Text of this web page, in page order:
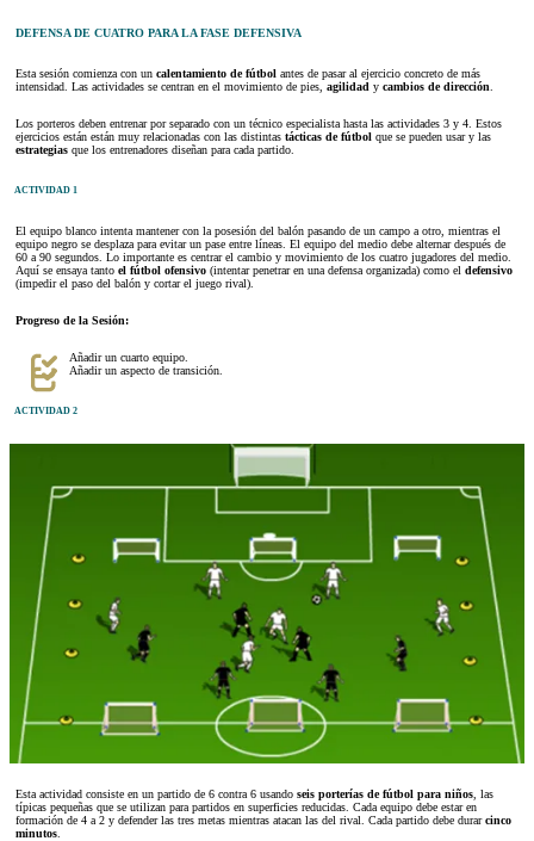
DEFENSA DE CUATRO PARA LA FASE DEFENSIVA
Esta sesión comienza con un calentamiento de fútbol antes de pasar al ejercicio concreto de más
intensidad. Las actividades se centran en el movimiento de pies, agilidad y cambios de dirección
Los porteros deben entrenar por separado con un técnico especialista hasta las actividades 3 y 4. Estos
ejercicios están están muy relacionadas con las distintas tácticas de fútbol que se pueden usar y las
estrategias que los entrenadores diseñan para cada partido.
ACTIVIDAD 1
El equipo blanco intenta mantener con la posesión del balón pasando de un campo a otro, mientras el
equipo negro se desplaza para evitar un pase entre líneas. El equipo del medio debe alternar después de
60 a 90 segundos. Lo importante es centrar el cambio y movimiento de los cuatro jugadores del medio.
Aquí se ensaya tanto el fútbol ofensivo (intentar penetrar en una defensa organizada) como el defensivo
(impedir el paso del balón y cortar el juego rival).
Progreso de la Sesión:
Añadir un cuarto equipo.
Añadir un aspecto de transición.
ACTIVIDAD 2
Esta actividad consiste en un partido de 6 contra 6 usando seis porterías de fútbol para niños , las
típicas pequeñas que se utilizan para partidos en superficies reducidas. Cada equipo debe estar en
formación de 4 a 2 y defender las tres metas mientras atacan las del rival. Cada partido debe durarcinco
minutos